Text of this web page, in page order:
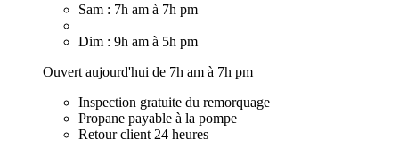
Sam : 7h am à 7h pm
Dim : 9h am à 5h pm
Ouvert aujourd'hui de 7h am à 7h pm
Inspection gratuite du remorquage
Propane payable à la pompe
Retour client 24 heures